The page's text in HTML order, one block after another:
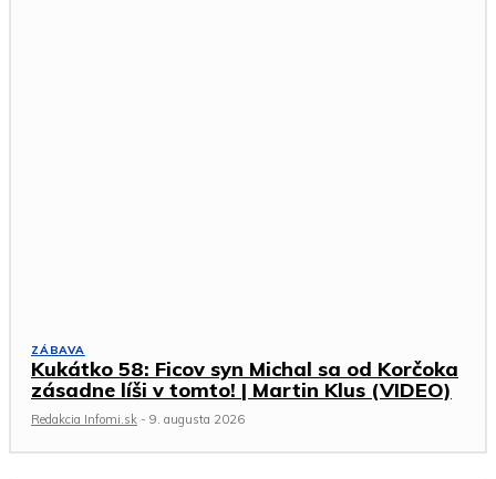
ZÁBAVA
Kukátko 58: Ficov syn Michal sa od Korčoka
zásadne líši v tomto! | Martin Klus (VIDEO)
Redakcia Infomi.sk - 9. augusta 2026